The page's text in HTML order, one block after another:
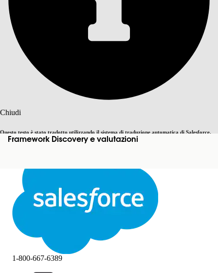
Chiudi
Questo testo è stato tradotto utilizzando il sistema di traduzione automatica di Salesforce.
Ulteriori dettagli sono disponibiliqui. Passa all'inglese
Chiudi Chiudi
Framework Discovery e valutazioni
1-800-667-6389